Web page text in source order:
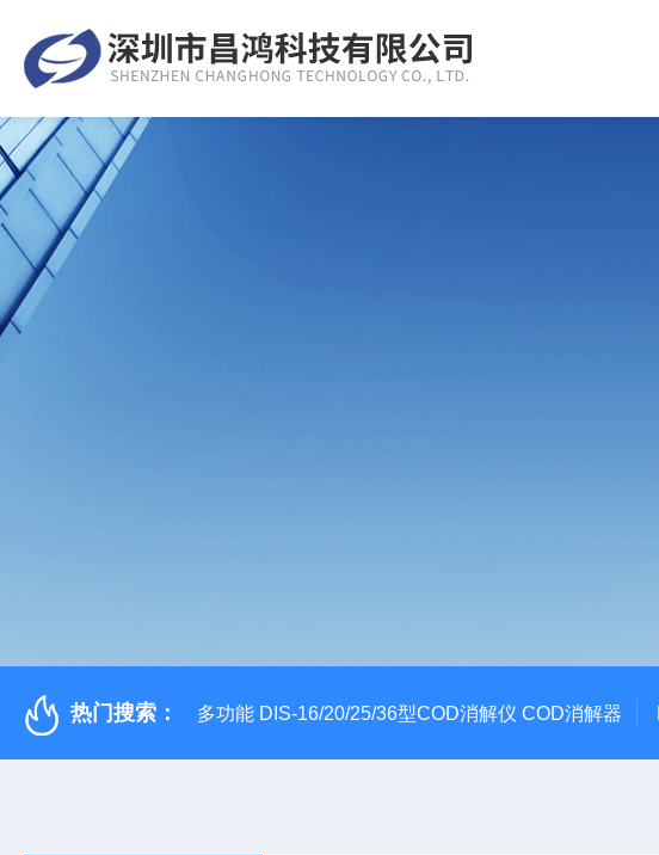
热门搜索： 多功能 DIS-16/20/25/36型COD消解仪 COD消解器